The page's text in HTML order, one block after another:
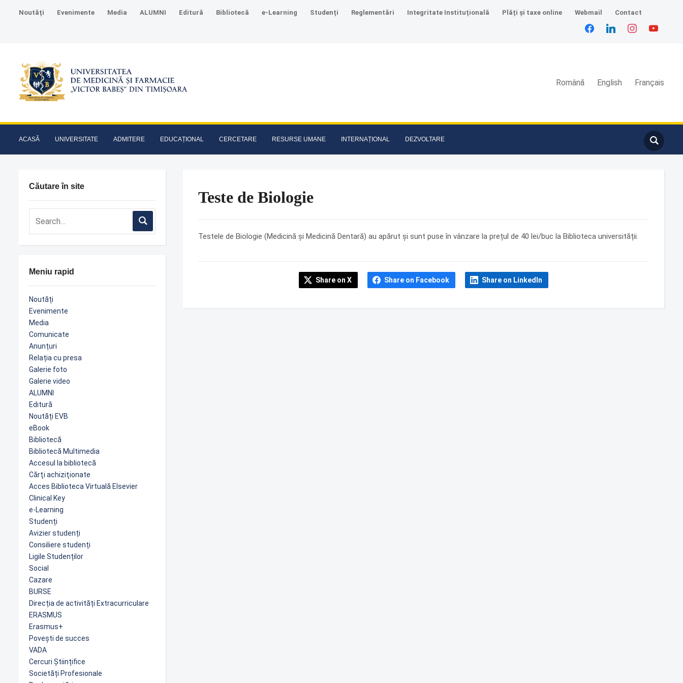
Noutăți Evenimente Media ALUMNI Editură Bibliotecă e-Learning Studenți Reglementări Integritate Instituțională Plăți și taxe online Webmail Contact
facebooklinkedin instagramyoutube
Română English Français
ACASĂ UNIVERSITATE ADMITERE EDUCAȚIONAL CERCETARE RESURSE UMANE INTERNAȚIONAL DEZVOLTARE
Căutare în site
Meniu rapid
Noutăți
Evenimente
Media
Comunicate
Anunțuri
Relația cu presa
Galerie foto
Galerie video
ALUMNI
Editură
Noutăți EVB
eBook
Bibliotecă
Bibliotecă Multimedia
Accesul la bibliotecă
Cărţi achiziţionate
Acces Biblioteca Virtuală Elsevier
Clinical Key
e-Learning
Studenți
Avizier studenți
Consiliere studenți
Ligile Studenților
Social
Cazare
BURSE
Direcția de activități Extracurriculare
ERASMUS
Erasmus+
Povești de succes
VADA
Cercuri Științifice
Societăți Profesionale
Teste de Biologie
Testele de Biologie (Medicină și Medicină Dentară) au apărut și sunt puse în vânzare la prețul de 40 lei/buc la Biblioteca universității.
Share on X Share on Facebook Share on LinkedIn